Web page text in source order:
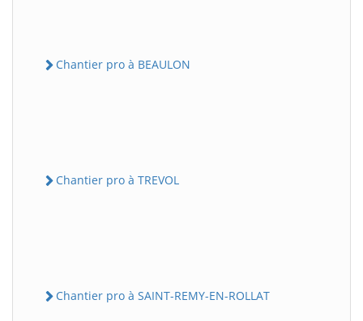
Chantier pro à BEAULON
Chantier pro à TREVOL
Chantier pro à SAINT-REMY-EN-ROLLAT